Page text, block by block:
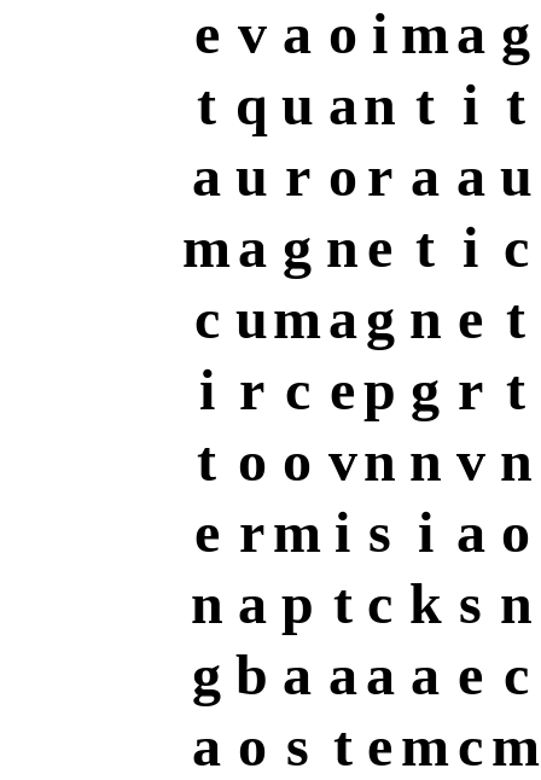
e v a o i ma g
t q u an t i t
a u r or a a u
ma g ne t i c
c umag n e t
i r c ep g r t
t o o vn n v n
e rm i s i a o
n a p t c k s n
g b a aa a e c
a o s t emcm